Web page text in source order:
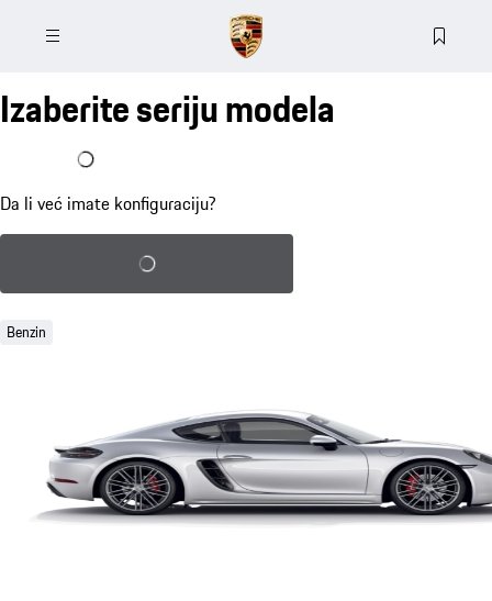
Izaberite seriju modela
Već imam konfiguraciju
Da li već imate konfiguraciju?
Učitajte sačuvanu konfiguraciju
Benzin